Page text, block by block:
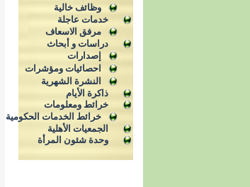
وظائف خالية
خدمات عاجلة
مرفق الاسعاف
دراسات و أبحاث
إصدارات
احصائيات ومؤشرات
النشرة الشهرية
ذاكرة الأيام
خرائط ومعلومات
خرائط الخدمات الحكومية
الجمعيات الأهلية
وحدة شئون المرأة